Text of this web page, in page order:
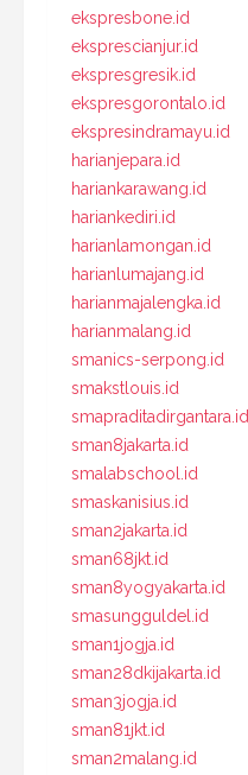
ekspresbone.id
eksprescianjur.id
ekspresgresik.id
ekspresgorontalo.id
ekspresindramayu.id
harianjepara.id
hariankarawang.id
hariankediri.id
harianlamongan.id
harianlumajang.id
harianmajalengka.id
harianmalang.id
smanics-serpong.id
smakstlouis.id
smapraditadirgantara.id
sman8jakarta.id
smalabschool.id
smaskanisius.id
sman2jakarta.id
sman68jkt.id
sman8yogyakarta.id
smasungguldel.id
sman1jogja.id
sman28dkijakarta.id
sman3jogja.id
sman81jkt.id
sman2malang.id